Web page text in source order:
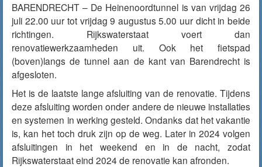
BARENDRECHT – De Heinenoordtunnel is van vrijdag 26
juli 22.00 uur tot vrijdag 9 augustus 5.00 uur dicht in beide
richtingen. Rijkswaterstaat voert dan
renovatiewerkzaamheden uit. Ook het fietspad
(boven)langs de tunnel aan de kant van Barendrecht is
afgesloten.
Het is de laatste lange afsluiting van de renovatie. Tijdens
deze afsluiting worden onder andere de nieuwe installaties
en systemen in werking gesteld. Ondanks dat het vakantie
is, kan het toch druk zijn op de weg. Later in 2024 volgen
afsluitingen in het weekend en in de nacht, zodat
Rijkswaterstaat eind 2024 de renovatie kan afronden.